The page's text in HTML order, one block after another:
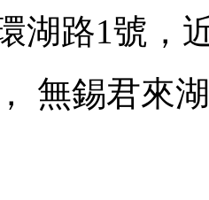
湖路1號，
無錫君